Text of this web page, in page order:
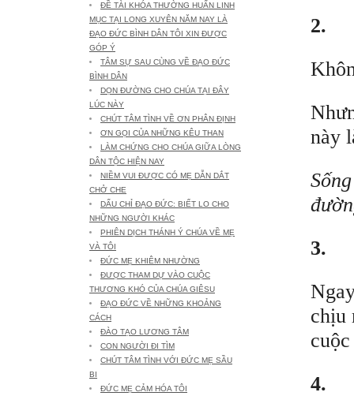
ĐỀ TÀI KHÓA THƯỜNG HUẤN LINH
MỤC TẠI LONG XUYÊN NĂM NAY LÀ
ĐẠO ĐỨC BÌNH DÂN TÔI XIN ĐƯỢC
GÓP Ý
TÂM SỰ SAU CÙNG VỀ ĐẠO ĐỨC
BÌNH DÂN
DỌN ĐƯỜNG CHO CHÚA TẠI ĐÂY
LÚC NÀY
CHÚT TÂM TÌNH VỀ ƠN PHÂN ĐỊNH
ƠN GỌI CỦA NHỮNG KÊU THAN
LÀM CHỨNG CHO CHÚA GIỮA LÒNG
DÂN TỘC HIỆN NAY
NIỀM VUI ĐƯỢC CÓ MẸ DẪN DẮT
CHỞ CHE
DẤU CHỈ ĐẠO ĐỨC: BIẾT LO CHO
NHỮNG NGƯỜI KHÁC
PHIÊN DỊCH THÁNH Ý CHÚA VỀ MẸ
VÀ TÔI
ĐỨC MẸ KHIÊM NHƯỜNG
ĐƯỢC THAM DỰ VÀO CUỘC
THƯƠNG KHÓ CỦA CHÚA GIÊSU
ĐẠO ĐỨC VỀ NHỮNG KHOẢNG
CÁCH
ĐÀO TẠO LƯƠNG TÂM
CON NGƯỜI ĐI TÌM
CHÚT TÂM TÌNH VỚI ĐỨC MẸ SẦU
BI
ĐỨC MẸ CẢM HÓA TÔI
2.
này
3.
chịu
4.